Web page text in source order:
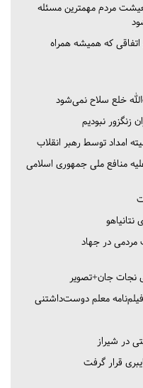
مردم مهمترین مسئله
که همیشه همراه
خلع سلاح نمی‌شود
زنگزور نبودیم
امداد توسط رهبر انقلاب
منافع ملی جمهوری اسلامی
نتانیاهو
مردمی در جهاد
نجات جان+تصویر
معلم دوست‌داشتنی
در شیراز
قرار گرفت